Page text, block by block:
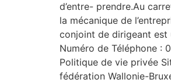
d’entre- prendre.Au
la mécanique de
conjoint de dirigeant est
Numéro de Téléphone :
Politique de vie privée
fédération Wallonie-